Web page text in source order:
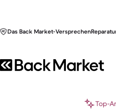
Das Back Market-Versprechen
Top-